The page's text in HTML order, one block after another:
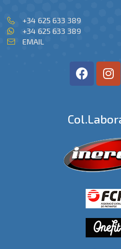
+34 625 633 389
+34 625 633 389
EMAIL